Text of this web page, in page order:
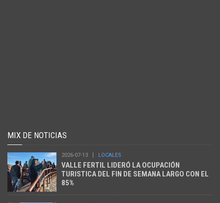
MIX DE NOTICIAS
2026-07-13 LOCALES
VALLE FERTIL LIDERÓ LA OCUPACIÓN
TURISTICA DEL FIN DE SEMANA LARGO CON EL
85%